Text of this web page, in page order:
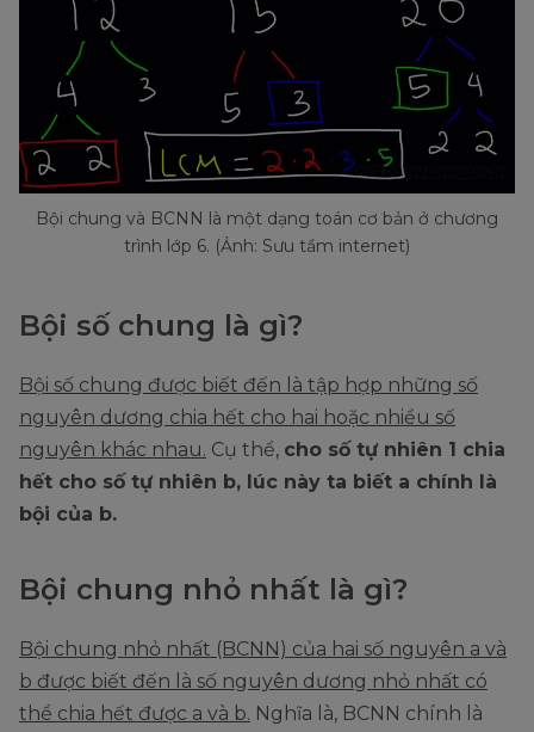
Bội chung và BCNN là một dạng toán cơ bản ở chương
trình lớp 6. (Ảnh: Sưu tầm internet)
Bội số chung là gì?
Bội số chung được biết đến là tập hợp những số
nguyên dương chia hết cho hai hoặc nhiều số
nguyên khác nhau. Cụ thể, cho số tự nhiên 1 chia
hết cho số tự nhiên b, lúc này ta biết a chính là
bội của b.
Bội chung nhỏ nhất là gì?
Bội chung nhỏ nhất (BCNN) của hai số nguyên a và
b được biết đến là số nguyên dương nhỏ nhất có
thể chia hết được a và b. Nghĩa là, BCNN chính là